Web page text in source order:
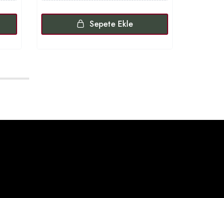
Sepete Ekle